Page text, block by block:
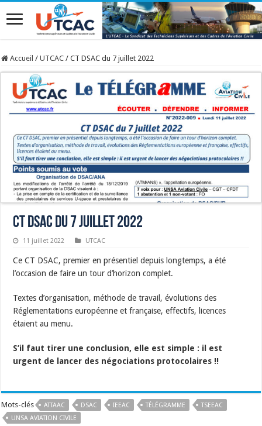
Accueil / UTCAC / CT DSAC du 7 juillet 2022
CT DSAC du 7 juillet 2022
11 juillet 2022 UTCAC
Ce CT DSAC, premier en présentiel depuis longtemps, a été
l’occasion de faire un tour d’horizon complet.
Textes d’organisation, méthode de travail, évolutions des
Réglementations européenne et française, effectifs, licences
étaient au menu.
S’il faut tirer une conclusion, elle est simple : il est
urgent de lancer des négociations protocolaires !!
Mots-clés ATTAAC DSAC IEEAC TÉLÉGRAMME
TSEEAC
UNSA AVIATION CIVILE